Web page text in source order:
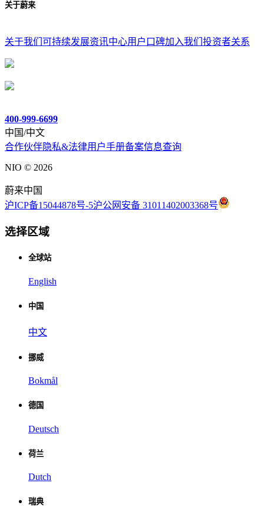
关于蔚来
关于我们 可持续发展资讯中心用户口碑加入我们 投资者关系
400-999-6699
中国/中文
合作伙伴隐私&法律用户手册备案信息查询
NIO © 2026
蔚来中国
沪ICP备15044878号-5沪公网安备 31011402003368号
选择区域
全球站
English
中国
中文
挪威
Bokmål
德国
Deutsch
荷兰
Dutch
瑞典